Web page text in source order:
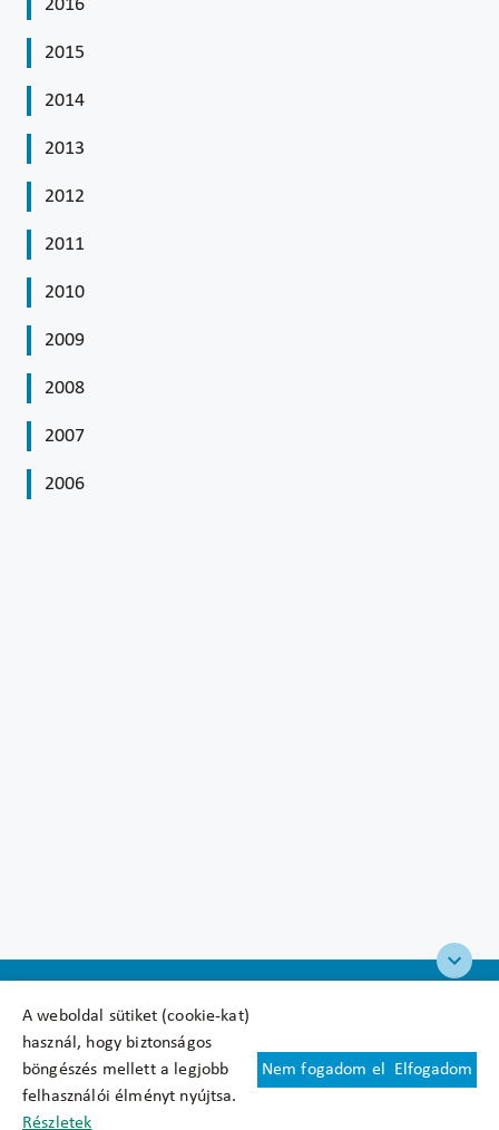
A weboldal sütiket (cookie-kat)
használ, hogy biztonságos
böngészés mellett a legjobb
felhasználói élményt nyújtsa.
Részletek
Nem fogadom el Elfogadom
2016
2015
2014
2013
2012
2011
2010
2009
2008
2007
2006
Felhasználási feltételek